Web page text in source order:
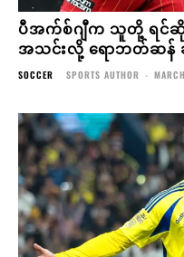
ပီအက်စ်ဂျီက သူတို့ ရင်ဆို
အသင်းလို့ ရောဘတ်ဆန်
SOCCER SPORTS AUTHOR -